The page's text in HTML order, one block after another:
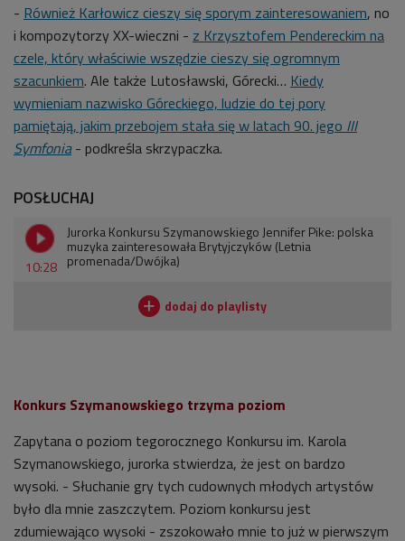
- Również Karłowicz cieszy się sporym zainteresowaniem, no
i kompozytorzy XX-wieczni - z Krzysztofem Pendereckim na
czele, który właściwie wszędzie cieszy się ogromnym
szacunkiem. Ale także Lutosławski, Górecki… Kiedy
wymieniam nazwisko Góreckiego, ludzie do tej pory
pamiętają, jakim przebojem stała się w latach 90. jego III
Symfonia- podkreśla skrzypaczka.
POSŁUCHAJ
10:28
Jurorka Konkursu Szymanowskiego Jennifer Pike: polska
muzyka zainteresowała Brytyjczyków (Letnia
promenada/Dwójka)
Konkurs Szymanowskiego trzyma poziom
Zapytana o poziom tegorocznego Konkursu im. Karola
Szymanowskiego, jurorka stwierdza, że jest on bardzo
wysoki. - Słuchanie gry tych cudownych młodych artystów
było dla mnie zaszczytem. Poziom konkursu jest
zdumiewająco wysoki - zszokowało mnie to już w pierwszym